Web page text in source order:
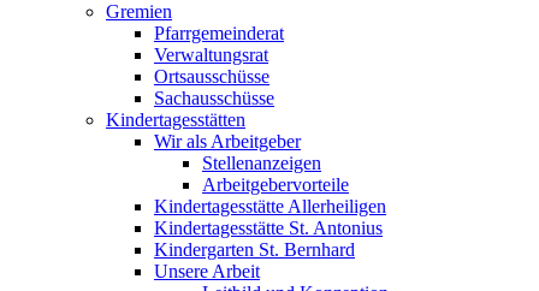
Gremien
Pfarrgemeinderat
Verwaltungsrat
Ortsausschüsse
Sachausschüsse
Kindertagesstätten
Wir als Arbeitgeber
Stellenanzeigen
Arbeitgebervorteile
Kindertagesstätte Allerheiligen
Kindertagesstätte St. Antonius
Kindergarten St. Bernhard
Unsere Arbeit